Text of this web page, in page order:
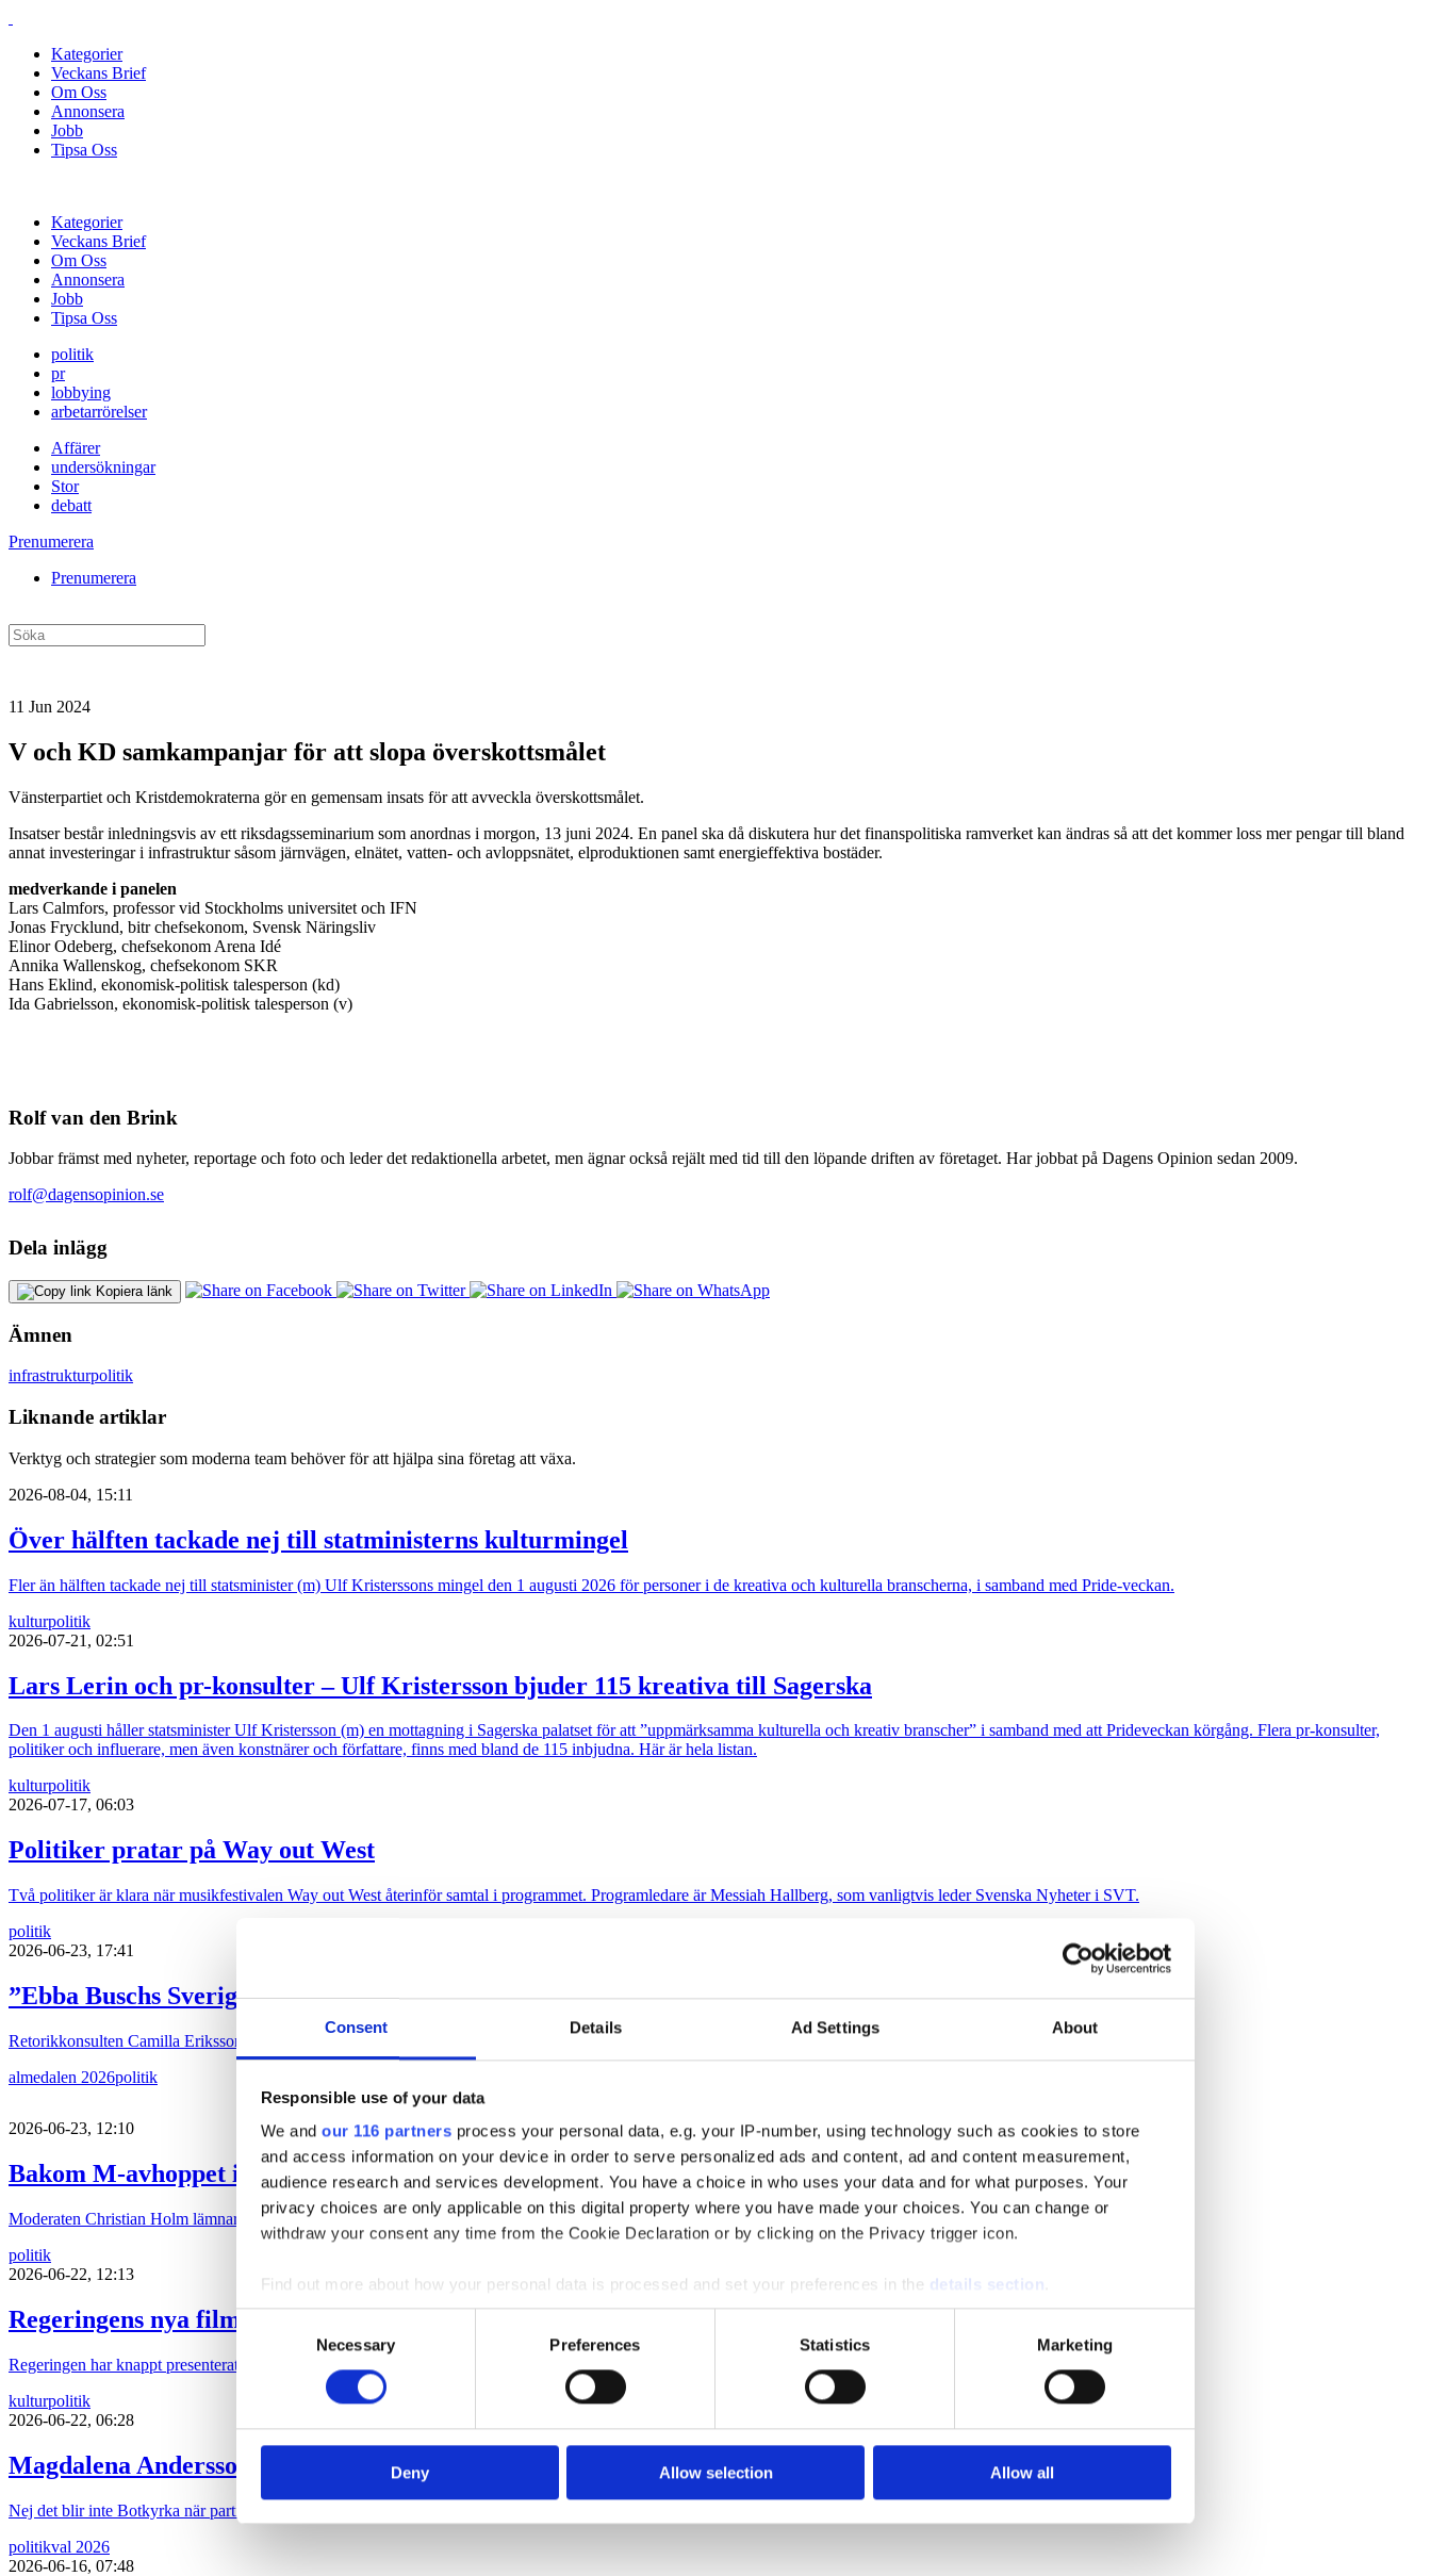
Consent Details Ad Settings About
Responsible use of your data
We and our 116 partners process your personal data, e.g. your IP-number, using technology such as cookies to store
and access information on your device in order to serve personalized ads and content, ad and content measurement,
audience research and services development. You have a choice in who uses your data and for what purposes. Your
privacy choices are only applicable on this digital property where you have made your choices. You can change or
withdraw your consent any time from the Cookie Declaration or by clicking on the Privacy trigger icon.
Find out more about how your personal data is processed and set your preferences in the details section
We use cookies to personalise content and ads, to provide social media features and to analyse our traffic. We also share
information about your use of our site with our social media, advertising and analytics partners who may combine it with
other information that you’ve provided to them or that they’ve collected from your use of their services.
Consent
Necessary Preferences Statistics Marketing
Deny Allow selection Allow all
Kategorier
Veckans Brief
Om Oss
Annonsera
Jobb
Tipsa Oss
Kategorier
Veckans Brief
Om Oss
Annonsera
Jobb
Tipsa Oss
politik
pr
lobbying
arbetarrörelser
Affärer
undersökningar
Stor
debatt
Prenumerera
Prenumerera
11 Jun 2024
V och KD samkampanjar för att slopa överskottsmålet
Vänsterpartiet och Kristdemokraterna gör en gemensam insats för att avveckla överskottsmålet.
Insatser består inledningsvis av ett riksdagsseminarium som anordnas i morgon, 13 juni 2024. En panel ska då diskutera hur det finanspolitiska ramverket kan ändras så att det kommer loss mer pengar till bland
annat investeringar i infrastruktur såsom järnvägen, elnätet, vatten- och avloppsnätet, elproduktionen samt energieffektiva bostäder.
medverkande i panelen
Lars Calmfors, professor vid Stockholms universitet och IFN
Jonas Frycklund, bitr chefsekonom, Svensk Näringsliv
Elinor Odeberg, chefsekonom Arena Idé
Annika Wallenskog, chefsekonom SKR
Hans Eklind, ekonomisk-politisk talesperson (kd)
Ida Gabrielsson, ekonomisk-politisk talesperson (v)
Rolf van den Brink
Jobbar främst med nyheter, reportage och foto och leder det redaktionella arbetet, men ägnar också rejält med tid till den löpande driften av företaget. Har jobbat på Dagens Opinion sedan 2009.
rolf@dagensopinion.se
Dela inlägg
Kopiera länk
Ämnen
infrastrukturpolitik
Liknande artiklar
Verktyg och strategier som moderna team behöver för att hjälpa sina företag att växa.
2026-08-04, 15:11
Över hälften tackade nej till statministerns kulturmingel
Fler än hälften tackade nej till statsminister (m) Ulf Kristerssons mingel den 1 augusti 2026 för personer i de kreativa och kulturella branscherna, i samband med Pride-veckan.
kulturpolitik
2026-07-21, 02:51
Lars Lerin och pr-konsulter – Ulf Kristersson bjuder 115 kreativa till Sagerska
Den 1 augusti håller statsminister Ulf Kristersson (m) en mottagning i Sagerska palatset för att ”uppmärksamma kulturella och kreativ branscher” i samband med att Prideveckan körgång. Flera pr-konsulter,
politiker och influerare, men även konstnärer och författare, finns med bland de 115 inbjudna. Här är hela listan.
kulturpolitik
2026-07-17, 06:03
Politiker pratar på Way out West
Två politiker är klara när musikfestivalen Way out West återinför samtal i programmet. Programledare är Messiah Hallberg, som vanligtvis leder Svenska Nyheter i SVT.
politik
2026-06-23, 17:41
”Ebba Buschs Sverigedröm kräver hårdare auktoritet”
Retorikkonsulten Camilla Eriksson analyserar partiledartalen i Almedalen via sin proprietära varumärkesmodell Field of Meaning. Först ut är KD-ledaren Ebba Busch tal.
almedalen 2026politik
2026-06-23, 12:10
Bakom M-avhoppet i Karlstad
Moderaten Christian Holm lämnar sina politiska uppdrag i Karlstad kommun och drar tillbaka sin kandidatur inför höstens riksdagsval. Flera källor pekar ut anledningen.
politik
2026-06-22, 12:13
Regeringens nya filmpolitik sågas
Regeringen har knappt presenterat sin proposition ”Ny politisk inriktning för ett starkare filmland”, förrän den sågas.
kulturpolitik
2026-06-22, 06:28
Magdalena Andersson (s) turistkampanjar
Nej det blir inte Botkyrka när partiledaren (s) Magdalena Andersson ger sig ut på en två dagars valturné i Sverige. Dock blir det flera klassiska turistorter.
politikval 2026
2026-06-16, 07:48